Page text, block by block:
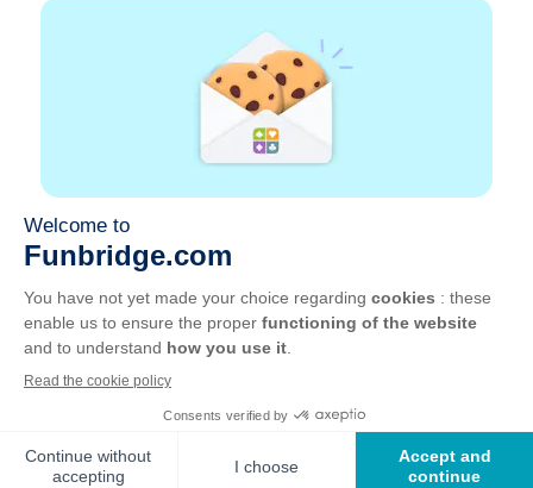
Zatrudnienie
OWU
Prywatność
Zarządzaj plikami cookie
©2026, GOTO Games